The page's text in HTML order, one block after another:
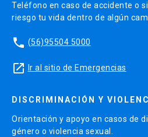
Teléfono en caso de accidente o
riesgo tu vida dentro de algún
phone (56)95504 5000
launch Ir al sitio de Emergencias
DISCRIMINACIÓN Y
Orientación y apoyo en casos de
género o violencia sexual.